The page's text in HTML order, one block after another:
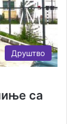
Друштво
са